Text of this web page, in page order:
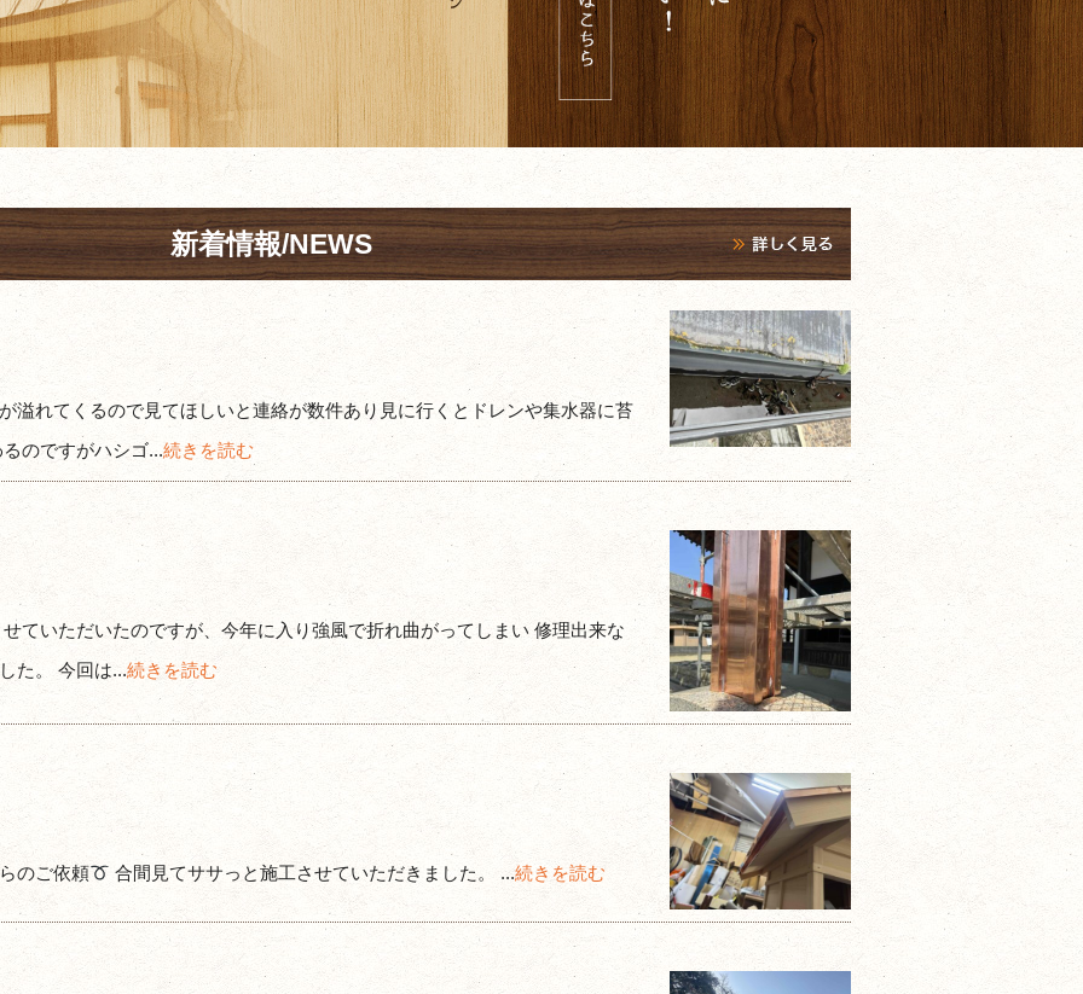
新着情報/NEWS
溢れてくるので見てほしいと連絡が数件あり見に行くとドレンや集水器に苔
のですがハシゴ...続きを読む
ていただいたのですが、今年に入り強風で折れ曲がってしまい 修理出来な
た。 今回は...続きを読む
のご依頼 合間見てササっと施工させていただきました。 ...続きを読む